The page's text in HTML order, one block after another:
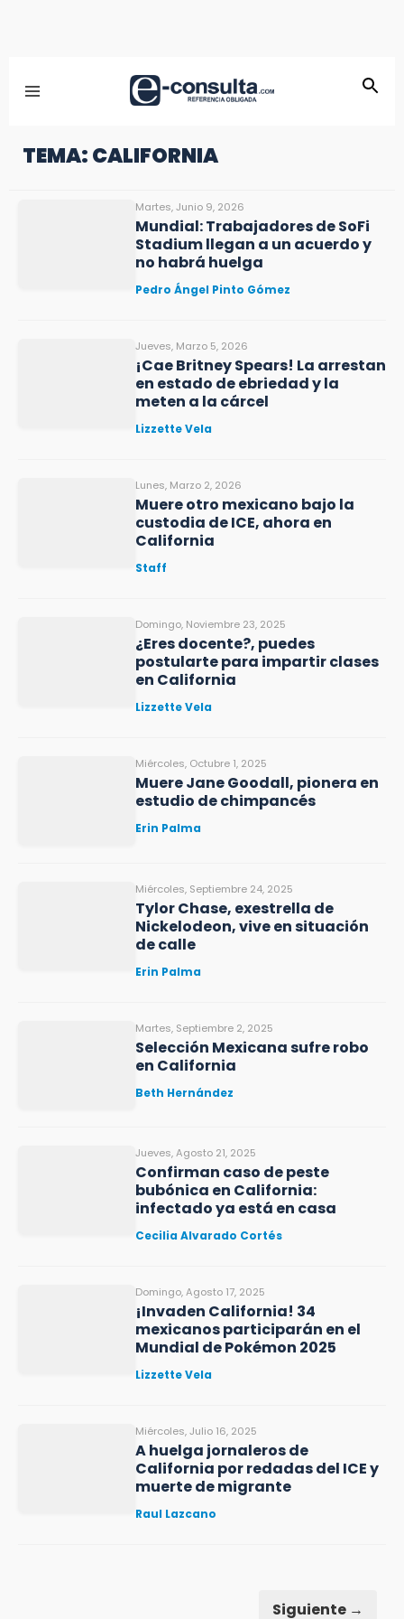
TEMA: CALIFORNIA
Martes, Junio 9, 2026
Mundial: Trabajadores de SoFi
Stadium llegan a un acuerdo y
no habrá huelga
Pedro Ángel Pinto Gómez
Jueves, Marzo 5, 2026
¡Cae Britney Spears! La arrestan
en estado de ebriedad y la
meten a la cárcel
Lizzette Vela
Lunes, Marzo 2, 2026
Muere otro mexicano bajo la
custodia de ICE, ahora en
California
Staff
Domingo, Noviembre 23, 2025
¿Eres docente?, puedes
postularte para impartir clases
en California
Lizzette Vela
Miércoles, Octubre 1, 2025
Muere Jane Goodall, pionera en
estudio de chimpancés
Erin Palma
Miércoles, Septiembre 24, 2025
Tylor Chase, exestrella de
Nickelodeon, vive en situación
de calle
Erin Palma
Martes, Septiembre 2, 2025
Selección Mexicana sufre robo
en California
Beth Hernández
Jueves, Agosto 21, 2025
Confirman caso de peste
bubónica en California:
infectado ya está en casa
Cecilia Alvarado Cortés
Domingo, Agosto 17, 2025
¡Invaden California! 34
mexicanos participarán en el
Mundial de Pokémon 2025
Lizzette Vela
Miércoles, Julio 16, 2025
A huelga jornaleros de
California por redadas del ICE y
muerte de migrante
Raul Lazcano
Siguiente →